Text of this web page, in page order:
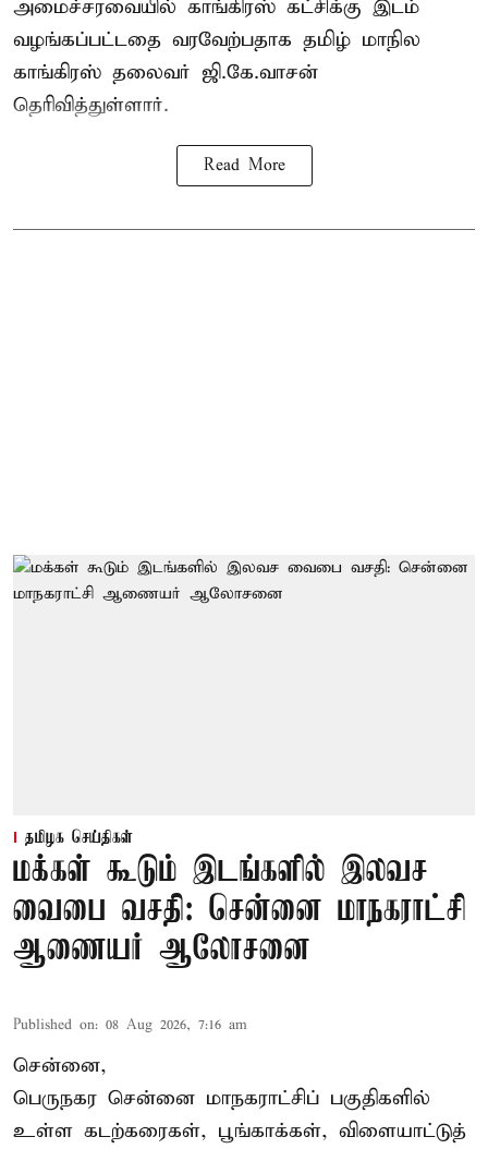
அமைச்சரவையில் காங்கிரஸ் கட்சிக்கு இடம்
வழங்கப்பட்டதை வரவேற்பதாக தமிழ் மாநில
காங்கிரஸ் தலைவர் ஜி.கே.வாசன்
தெரிவித்துள்ளார்.
Read More
தமிழக செய்திகள்
மக்கள் கூடும் இடங்களில் இலவச
வைபை வசதி: சென்னை மாநகராட்சி
ஆணையர் ஆலோசனை
Published on: 08 Aug 2026, 7:16 am
சென்னை,
பெருநகர சென்னை மாநகராட்சிப் பகுதிகளில்
உள்ள கடற்கரைகள், பூங்காக்கள், விளையாட்டுத்